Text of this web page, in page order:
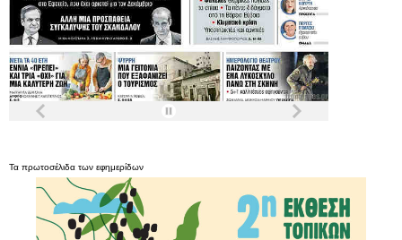
Τα πρωτοσέλιδα των εφημερίδων